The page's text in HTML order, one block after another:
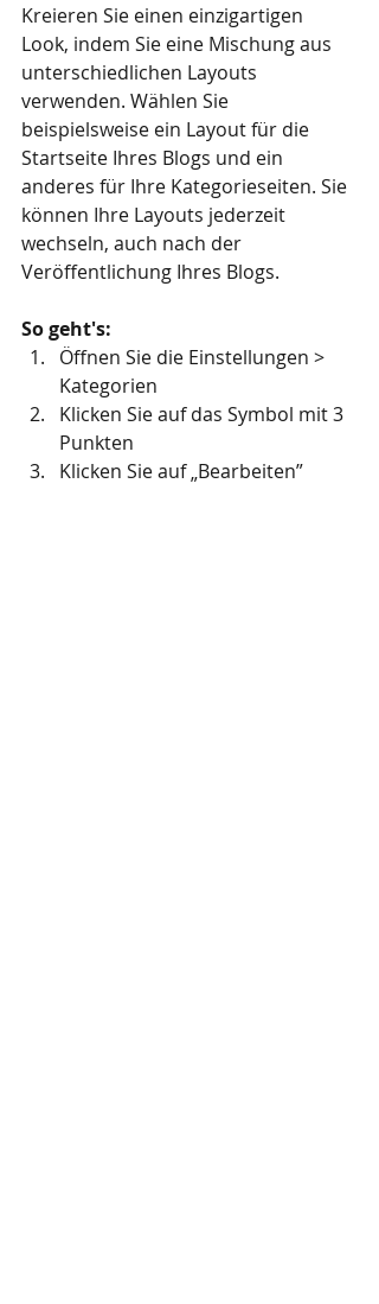
Kreieren Sie einen einzigartigen
Look, indem Sie eine Mischung aus
unterschiedlichen Layouts
verwenden. Wählen Sie
beispielsweise ein Layout für die
Startseite Ihres Blogs und ein
anderes für Ihre Kategorieseiten. Sie
können Ihre Layouts jederzeit
wechseln, auch nach der
Veröffentlichung Ihres Blogs.
So geht's:
Öffnen Sie die Einstellungen >
Kategorien
Klicken Sie auf das Symbol mit 3
Punkten
Klicken Sie auf „Bearbeiten”